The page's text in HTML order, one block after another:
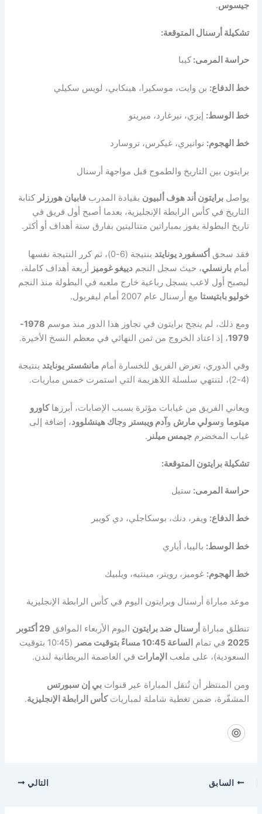
جيسوس.
تشكيلة أرسنال المتوقعة:
حراسة المرمى:كيبا
خط الدفاع: بن وايت، موسكيرا، هينكابي، لويس سكيلي
خط الوسط: إيزي، نيرغارد، ميرينو
خط الهجوم: نوانيري، غيكرس، تروسارد
برايتون بين التاريخ والطموح قبل مواجهة أرسنال
يواصلبرايتون أند هوف ألبيون بقيادة المدربفابيان هورزلر كتابة
التاريخ في كأس الرابطة الإنجليزية، بعدما أصبح أول فريق في
تاريخ البطولة يفوز بمباراتين متتاليتين بفارق ستة أهداف أو أكثر.
فقد سحق أكسفورد يونايتد
بنتيجة (6-0)، ثم كرر النتيجة نفسها
أمامبارنسلي، حيث سجل النجمدييغو غوميز أربعة أهداف كاملة،
ليصبح أول لاعب يسجل رباعية خارج ملعبه في البطولة منذ النجم
خوليو بابتيستا مع أرسنال عام 2007 أمام ليفربول.
ومع ذلك، لم ينجح برايتون في تجاوز هذا الدور منذ موسم
1978-
1979، إذ اعتاد الخروج من ثمن النهائي في معظم النسخ الأخيرة.
وفي الدوري، تعرض الفريق للخسارة أماممانشستر يونايتد بنتيجة
(4-2)، لتنتهي سلسلة اللاهزيمة التي استمرت خمس مباريات.
ويعاني الفريق من غيابات مؤثرة بسبب الإصابات، أبرزهاكاورو
ميتوما وسولي مارش و آدم ويبستر وجاك هينشلوود، إضافة إلى
غياب المخضرمجيمس ميلنر .
تشكيلة برايتون المتوقعة:
حراسة المرمى: ستيل
خط الدفاع: ويفر، دنك، بوسكاجلي، دي كويبر
خط الوسط: باليبا، أياري
خط الهجوم: غوميز، رويتر، مينتيه، ويلبيك
موعد مباراة أرسنال وبرايتون اليوم في كأس الرابطة الإنجليزية
تنطلق مباراة أرسنال ضد برايتون اليوم الأربعاء الموافق
29 أكتوبر
2025 في تمام الساعة 10:45 مساءً بتوقيت مصر
(10:45 بتوقيت
السعودية)، على ملعب الإمارات في العاصمة البريطانية لندن.
ومن المنتظر أن تُنقل المباراة عبر قنواتبي إن سبورتس
المشفّرة، ضمن تغطية شاملة لمبارياتكأس الرابطة الإنجليزية.
السابق التالي